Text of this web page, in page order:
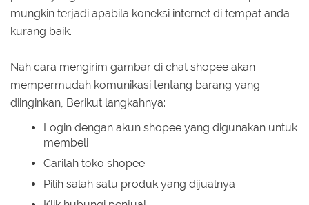
mungkin terjadi apabila koneksi internet di tempat anda
kurang baik.
Nah cara mengirim gambar di chat shopee akan
mempermudah komunikasi tentang barang yang
diinginkan, Berikut langkahnya:
Login dengan akun shopee yang digunakan untuk
membeli
Carilah toko shopee
Pilih salah satu produk yang dijualnya